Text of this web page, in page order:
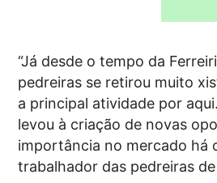
“Já desde o tempo da
pedreiras se retirou muito
a principal atividade por
levou à criação de novas
importância no mercado há
trabalhador das pedreiras